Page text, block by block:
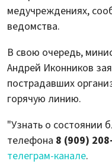
медучреждениях,
ведомства.
В свою очередь,
Андрей Иконников
пострадавших
горячую линию.
"Узнать о состоянии
телефона 8 (909)
телеграм-канале.